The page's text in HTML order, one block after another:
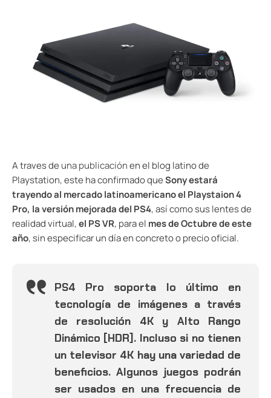
A traves de una publicaciónen el blog latino de
Playstation, este ha confirmado queSony estará
trayendo al mercado latinoamericano el Playstaion 4
Pro, la versión mejorada del PS4, así como sus lentes de
realidad virtual,el PS VR, para el mes de Octubre de este
año, sin especificar un día en concreto o precio oficial.
PS4 Pro soporta lo último en
tecnología de imágenes a través
de resolución 4K y Alto Rango
Dinámico [HDR]. Incluso si no tienen
un televisor 4K hay una variedad de
beneficios. Algunos juegos podrán
ser usados en una frecuencia de